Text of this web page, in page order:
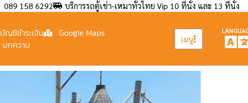
089 158 6292 บริการรถตู้เช่า-เหมาทั่วไทย Vip 10 ที่นั่ง และ 13 ที่นั่ง
บัญชีชำระเงิน
Google Maps
บทความ เมนู